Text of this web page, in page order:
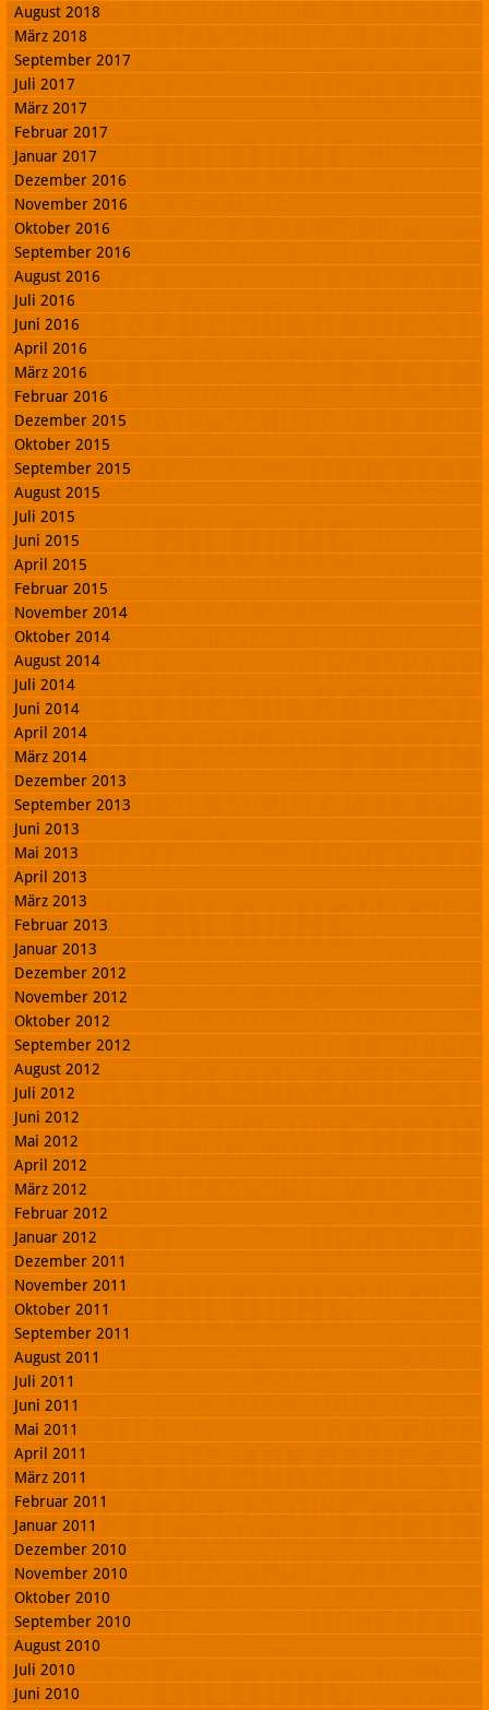
August 2018
März 2018
September 2017
Juli 2017
März 2017
Februar 2017
Januar 2017
Dezember 2016
November 2016
Oktober 2016
September 2016
August 2016
Juli 2016
Juni 2016
April 2016
März 2016
Februar 2016
Dezember 2015
Oktober 2015
September 2015
August 2015
Juli 2015
Juni 2015
April 2015
Februar 2015
November 2014
Oktober 2014
August 2014
Juli 2014
Juni 2014
April 2014
März 2014
Dezember 2013
September 2013
Juni 2013
Mai 2013
April 2013
März 2013
Februar 2013
Januar 2013
Dezember 2012
November 2012
Oktober 2012
September 2012
August 2012
Juli 2012
Juni 2012
Mai 2012
April 2012
März 2012
Februar 2012
Januar 2012
Dezember 2011
November 2011
Oktober 2011
September 2011
August 2011
Juli 2011
Juni 2011
Mai 2011
April 2011
März 2011
Februar 2011
Januar 2011
Dezember 2010
November 2010
Oktober 2010
September 2010
August 2010
Juli 2010
Juni 2010